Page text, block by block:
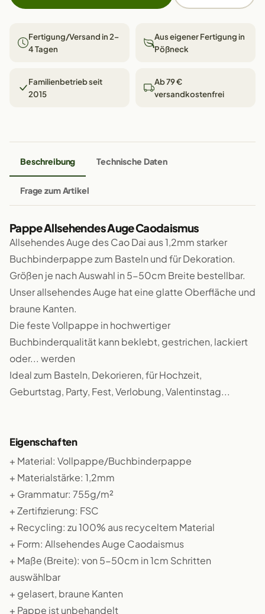
Fertigung/Versand in 2–
4 Tagen
Aus eigener Fertigung in
Pößneck
Familienbetrieb seit
2015
Ab 79 €
versandkostenfrei
Beschreibung Technische Daten
Frage zum Artikel
Pappe Allsehendes Auge Caodaismus
Allsehendes Auge des Cao Dai aus 1,2mm starker
Buchbinderpappe zum Basteln und für Dekoration.
Größen je nach Auswahl in 5-50cm Breite bestellbar.
Unser allsehendes Auge hat eine glatte Oberfläche und
braune Kanten.
Die feste Vollpappe in hochwertiger
Buchbinderqualität kann beklebt, gestrichen, lackiert
oder... werden
Ideal zum Basteln, Dekorieren, für Hochzeit,
Geburtstag, Party, Fest, Verlobung, Valentinstag...
Eigenschaften
+ Material: Vollpappe/Buchbinderpappe
+ Materialstärke: 1,2mm
+ Grammatur: 755g/m²
+ Zertifizierung: FSC
+ Recycling: zu 100% aus recyceltem Material
+ Form: Allsehendes Auge Caodaismus
+ Maße (Breite): von 5-50cm in 1cm Schritten
auswählbar
+ gelasert, braune Kanten
+ Pappe ist unbehandelt